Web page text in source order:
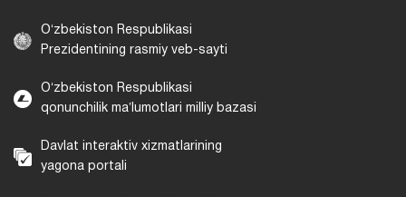
Oʻzbekiston Respublikasi
Prezidentining rasmiy veb-sayti
Oʻzbekiston Respublikasi
qonunchilik maʼlumotlari milliy bazasi
Davlat interaktiv xizmatlarining
yagona portali